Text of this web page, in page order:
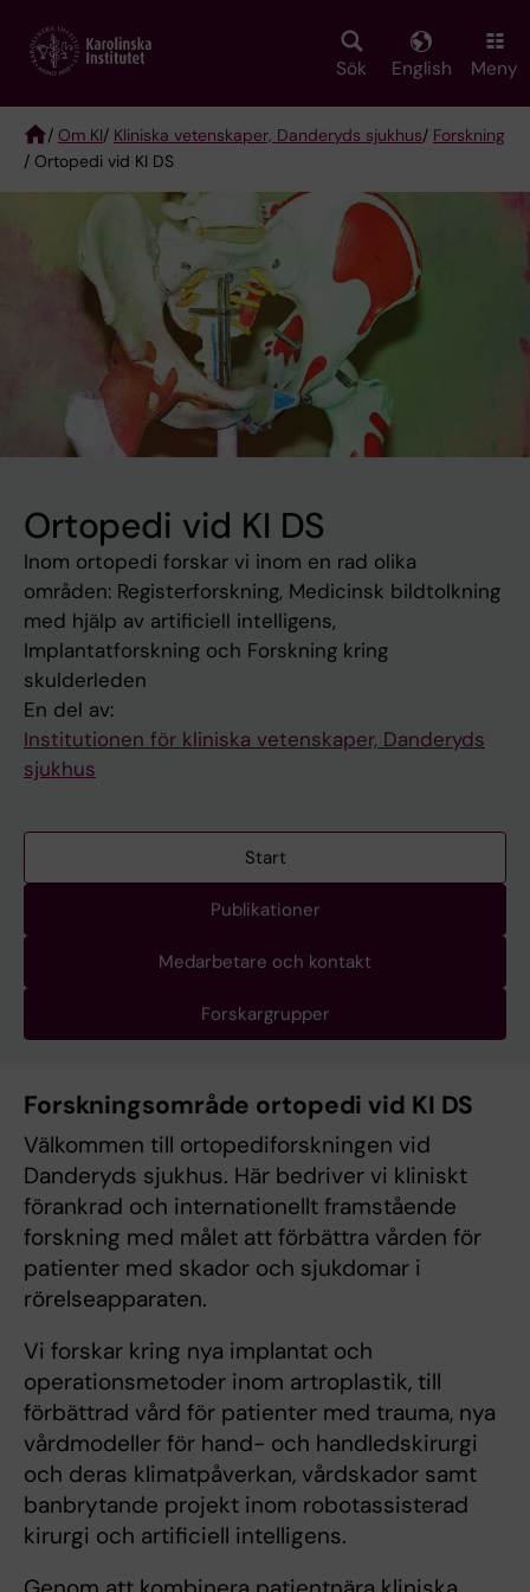
main
Sök English Meny
Breadcrumb
/ Om KI/ Kliniska vetenskaper, Danderyds sjukhus/ Forskning
/ Ortopedi vid KI DS
Ortopedi vid KI DS
Inom ortopedi forskar vi inom en rad olika
områden: Registerforskning, Medicinsk bildtolkning
med hjälp av artificiell intelligens,
Implantatforskning och Forskning kring
skulderleden
En del av:
Institutionen för kliniska vetenskaper, Danderyds
sjukhus
Start
Publikationer
Medarbetare och kontakt
Forskargrupper
Forskningsområde ortopedi vid KI DS
Välkommen till ortopediforskningen vid
Danderyds sjukhus. Här bedriver vi kliniskt
förankrad och internationellt framstående
forskning med målet att förbättra vården för
patienter med skador och sjukdomar i
rörelseapparaten.
Vi forskar kring nya implantat och
operationsmetoder inom artroplastik, till
förbättrad vård för patienter med trauma, nya
vårdmodeller för hand- och handledskirurgi
och deras klimatpåverkan, vårdskador samt
banbrytande projekt inom robotassisterad
kirurgi och artificiell intelligens.